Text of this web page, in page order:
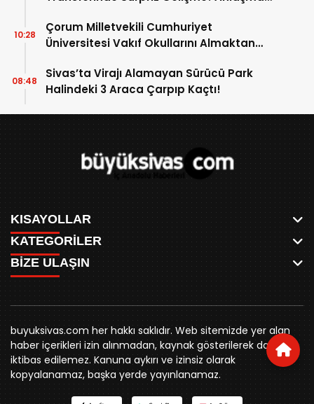
Çorum Milletvekili Cumhuriyet
Üniversitesi Vakıf Okullarını Almaktan
10:28
Sivas’ta Virajı Alamayan Sürücü Park
Halindeki 3 Araca Çarpıp Kaçtı!
08:48
KISAYOLLAR
ANASAYFA
AKSU CANLI
MEYDAN CANLI
MEDRESELER CANLI
MERAKÜM CANLI
YUKARI TEKKE CANLI
KURUMSAL KİMLİK
REKLAM FİYATLARI
BİZE ULAŞIN
KÜNYE
KATEGORİLER
WHATSAPP
SPOR
SİYASET
BELEDİYE
SİVAS VALİLİĞİ
ÜNİVERSİTE
KURUMLAR
STK
YORUM
BİZE ULAŞIN
0346 221 00 60
buyuksivashaber@gmail.com
Örtülüpınar Mah. İnönü Bulvarı Özkahya Apt. Kat:3 D:7
Sivas
buyuksivas.com her hakkı saklıdır. Web sitemizde yer alan
haber içerikleri izin alınmadan, kaynak gösterilerek dahi
iktibas edilemez. Kanuna aykırı ve izinsiz olarak
kopyalanamaz, başka yerde yayınlanamaz.